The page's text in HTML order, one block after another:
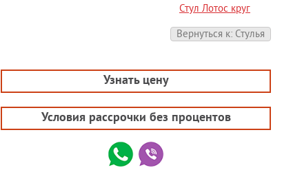
Стул Лотос круг
Вернуться к: Стулья
Узнать цену
Условия рассрочки без процентов